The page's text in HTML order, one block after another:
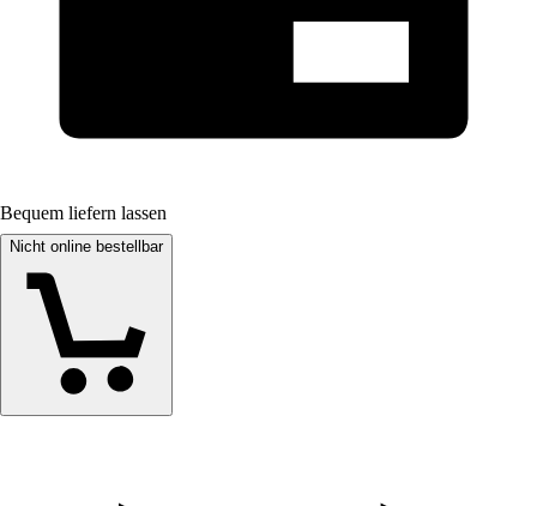
Bequem liefern lassen
Nicht online bestellbar